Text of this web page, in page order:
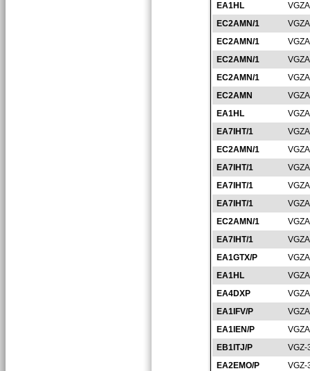
EA1HL
EC2AMN/1
EC2AMN/1
EC2AMN/1
EC2AMN/1
EC2AMN
EA1HL
EA7IHT/1
EC2AMN/1
EA7IHT/1
EA7IHT/1
EA7IHT/1
EC2AMN/1
EA7IHT/1
EA1GTX/P
EA1HL
EA4DXP
EA1IFV/P
EA1IEN/P
EB1ITJ/P
VGZ-
EA2EMO/P
VGZ-